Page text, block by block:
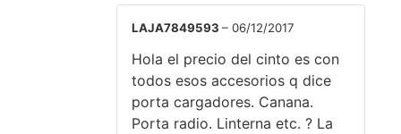
LAJA7849593 – 06/12/2017
Hola el precio del cinto es con
todos esos accesorios q dice
porta cargadores. Canana.
Porta radio. Linterna etc. ? La